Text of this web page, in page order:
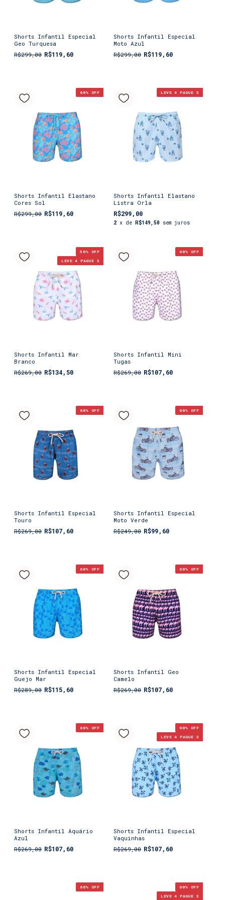
Shorts Infantil Especial
Geo Turquesa
R$299,00 R$119,60
Shorts Infantil Especial
Moto Azul
R$299,00 R$119,60
60% OFF
Shorts Infantil Elastano
Cores Sol
R$299,00 R$119,60
LEVE 4 PAGUE 3
Shorts Infantil Elastano
Listra Orla
R$299,00
2 x de R$149,50 sem juros
50% OFF
LEVE 4 PAGUE 3
Shorts Infantil Mar
Branco
R$269,00 R$134,50
60% OFF
Shorts Infantil Mini
Tugas
R$269,00 R$107,60
60% OFF
Shorts Infantil Especial
Touro
R$269,00 R$107,60
60% OFF
Shorts Infantil Especial
Moto Verde
R$249,00 R$99,60
60% OFF
Shorts Infantil Especial
Guejo Mar
R$289,00 R$115,60
60% OFF
Shorts Infantil Geo
Camelo
R$269,00 R$107,60
60% OFF
Shorts Infantil Aquário
Azul
R$269,00 R$107,60
60% OFF
LEVE 4 PAGUE 3
Shorts Infantil Especial
Vaquinhas
R$269,00 R$107,60
60% OFF 60% OFF
LEVE 4 PAGUE 3